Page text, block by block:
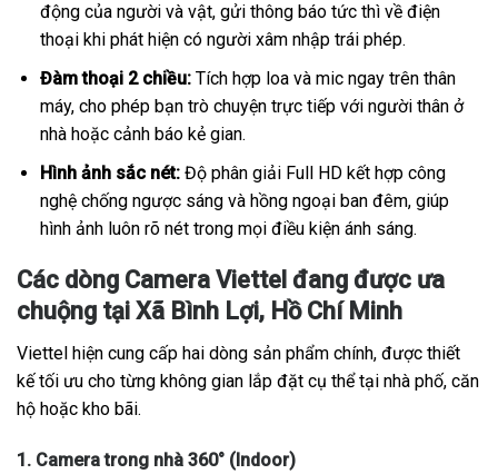
động của người và vật, gửi thông báo tức thì về điện
thoại khi phát hiện có người xâm nhập trái phép.
Đàm thoại 2 chiều:Tích hợp loa và mic ngay trên thân
máy, cho phép bạn trò chuyện trực tiếp với người thân ở
nhà hoặc cảnh báo kẻ gian.
Hình ảnh sắc nét:Độ phân giải Full HD kết hợp công
nghệ chống ngược sáng và hồng ngoại ban đêm, giúp
hình ảnh luôn rõ nét trong mọi điều kiện ánh sáng.
Các dòng Camera Viettel đang được ưa
chuộng tại Xã Bình Lợi, Hồ Chí Minh
Viettel hiện cung cấp hai dòng sản phẩm chính, được thiết
kế tối ưu cho từng không gian lắp đặt cụ thể tại nhà phố, căn
hộ hoặc kho bãi.
1. Camera trong nhà 360° (Indoor)